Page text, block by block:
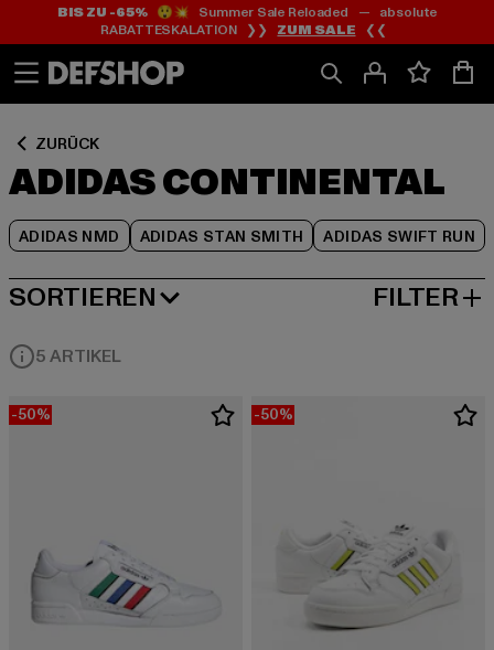
Zum
Inhalt
springen
Zum
Fußzeile
springen
BIS ZU -65%😲💥 Summer Sale Reloaded — absolute
RABATTESKALATION ❯❯ ZUM SALE ❮❮
ZURÜCK
ADIDAS CONTINENTAL
ADIDAS NMD ADIDAS STAN SMITH ADIDAS SWIFT RUN
Zum
Produktraster
springen
SORTIEREN
BELIEBTESTE FILTER
5 ARTIKEL
-50% -50%